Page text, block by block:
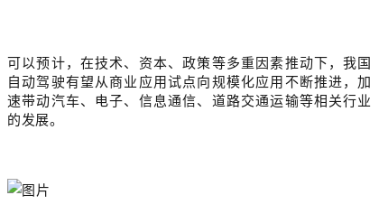
可以预计，在技术、资本、政策等多重因素推动下，我国
自动驾驶有望从商业应用试点向规模化应用不断推进，加
速带动汽车、电子、信息通信、道路交通运输等相关行业
的发展。